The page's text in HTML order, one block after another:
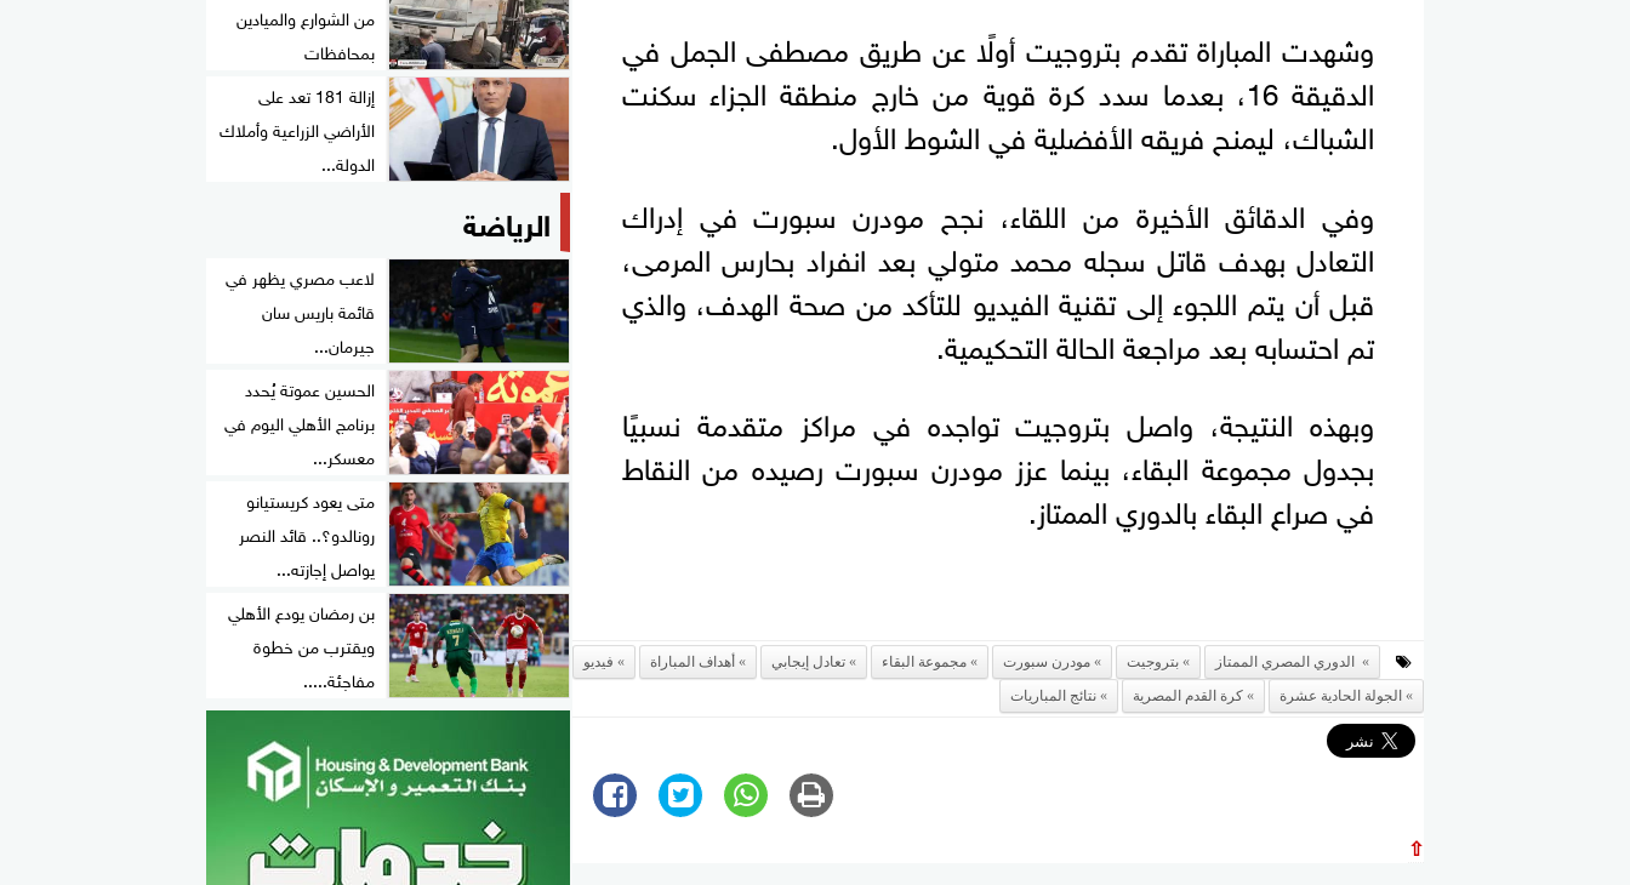
وشهدت المباراة تقدم بتروجيت أولًا عن طريق مصطفى الجمل في
الدقيقة 16، بعدما سدد كرة قوية من خارج منطقة الجزاء سكنت
الشباك، ليمنح فريقه الأفضلية في الشوط الأول.
وفي الدقائق الأخيرة من اللقاء، نجح مودرن سبورت في إدراك
التعادل بهدف قاتل سجله محمد متولي بعد انفراد بحارس المرمى،
قبل أن يتم اللجوء إلى تقنية الفيديو للتأكد من صحة الهدف، والذي
تم احتسابه بعد مراجعة الحالة التحكيمية.
وبهذه النتيجة، واصل بتروجيت تواجده في مراكز متقدمة نسبيًا
بجدول مجموعة البقاء، بينما عزز مودرن سبورت رصيده من النقاط
في صراع البقاء بالدوري الممتاز.
الدوري المصري الممتاز بتروجيت مودرن سبورت مجموعة البقاء تعادل إيجابي أهداف المباراة
فيديو
الجولة الحادية عشرة
كرة القدم المصرية نتائج المباريات
⇧
من الشوارع والميادين
بمحافظات
إزالة 181 تعد على
الأراضي الزراعية وأملاك
الدولة...
الرياضة
لاعب مصري يظهر في
قائمة باريس سان
جيرمان...
الحسين عموتة يُحدد
برنامج الأهلي اليوم في
معسكر...
متى يعود كريستيانو
رونالدو؟.. قائد النصر
يواصل إجازته...
بن رمضان يودع الأهلي
ويقترب من خطوة
مفاجئة.....